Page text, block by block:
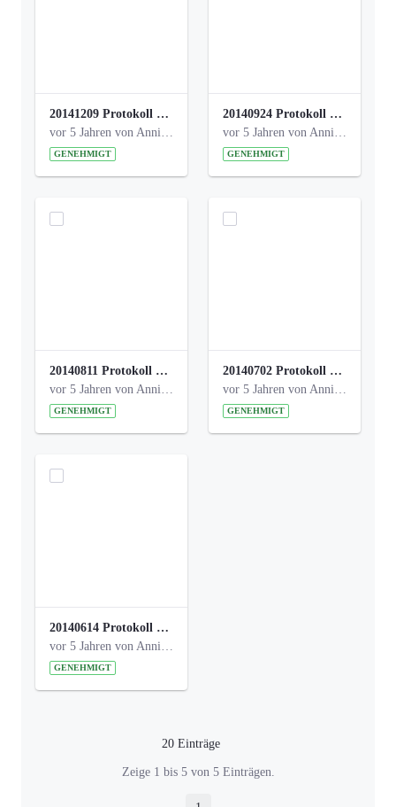
20141209 Protokoll Park am Gesundheitsamt 04.pdf
vor 5 Jahren von Anni Schlumberger
GENEHMIGT
20140924 Protokoll Park am Gesundheitsamt 03.pdf
vor 5 Jahren von Anni Schlumberger
GENEHMIGT
20140811 Protokoll Park am Gesundheitsamt 02.pdf
vor 5 Jahren von Anni Schlumberger
GENEHMIGT
20140702 Protokoll Park am Gesundheitsam 01.pdf
vor 5 Jahren von Anni Schlumberger
GENEHMIGT
20140614 Protokoll Park Am Gesundheitsamt 00.pdf
vor 5 Jahren von Anni Schlumberger
GENEHMIGT
20 Einträge
Pro Seite
Zeige 1 bis 5 von 5 Einträgen.